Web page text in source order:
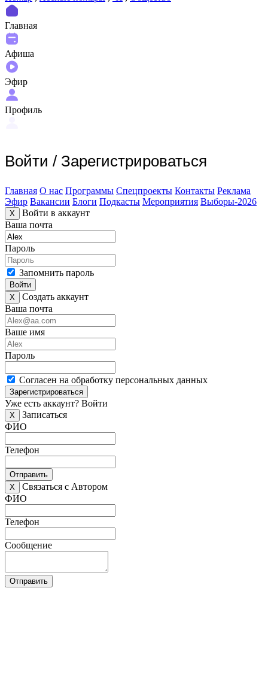
Главная
Афиша
Эфир
Профиль
Войти / Зарегистрироваться
Главная О нас Программы Спецпроекты Контакты Реклама
Эфир Вакансии Блоги Подкасты Мероприятия Выборы-2026
X
Войти в аккаунт
Ваша почта
Пароль
Запомнить пароль
Войти
X
Создать аккаунт
Ваша почта
Ваше имя
Пароль
Согласен на обработку персональных данных
Зарегистрироваться
Уже есть аккаунт? Войти
X
Записаться
ФИО
Телефон
Отправить
X
Связаться с Автором
ФИО
Телефон
Сообщение
Отправить